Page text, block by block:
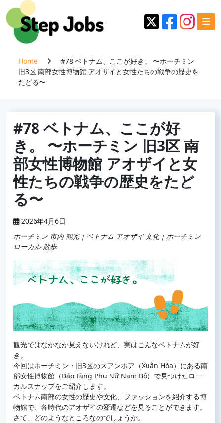
Home
#78 ベトナム、ここが好き。 〜ホーチミン
旧3区 南部女性博物館 アオザイと女性たちの戦争の歴史を
たどる〜
#78 ベトナム、ここが好
き。 〜ホーチミン 旧3区 南
部女性博物館 アオザイと女
性たちの戦争の歴史をたど
る〜
2026年4月6日
ホーチミン 市内 観光｜ベトナム アオザイ 文化｜ホーチミン
ローカル 散歩
観光ではなかなか見えないけれど、実はこんなベトナムが好
き。
今回はホーチミン・旧3区のスアンホア（Xuân Hòa）にある南
部女性博物館（Bảo Tàng Phụ Nữ Nam Bộ）で見つけたロー
カルスナップをご紹介します。
ベトナム南部の女性の歴史や文化、ファッションを紹介する博
物館で、各時代のアオザイの変遷などを見ることができます。
さて、どのようなところなのでしょうか。